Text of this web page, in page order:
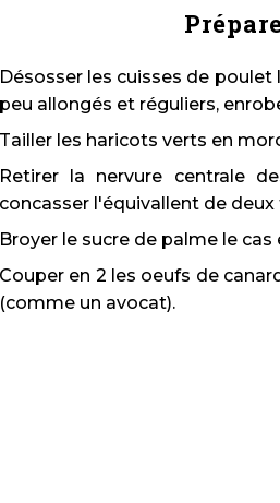
Désosser les cuisses de
peu allongés et réguliers,
Tailler les haricots verts en
Retirer la nervure centrale
concasser l'équivallent de deux
Broyer le sucre de palme le cas
Couper en 2 les oeufs de
(comme un avocat).